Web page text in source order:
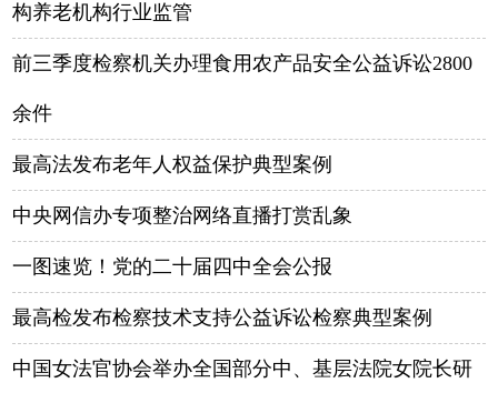
构养老机构行业监管
前三季度检察机关办理食用农产品安全公益诉讼2800
余件
最高法发布老年人权益保护典型案例
中央网信办专项整治网络直播打赏乱象
一图速览！党的二十届四中全会公报
最高检发布检察技术支持公益诉讼检察典型案例
中国女法官协会举办全国部分中、基层法院女院长研